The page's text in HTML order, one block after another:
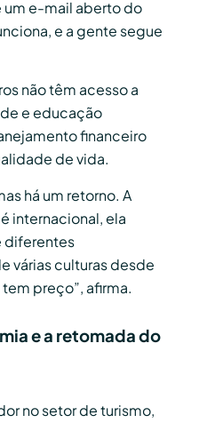
um e-mail aberto do
e a gente segue
não têm acesso a
e educação
financeiro
de vida.
há um retorno. A
internacional, ela
diferentes
várias culturas desde
preço”, afirma.
e a retomada do
no setor de turismo,